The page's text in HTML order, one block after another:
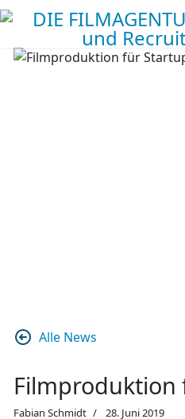
Alle News
Filmproduktion
Fabian Schmidt 28. Juni 2019